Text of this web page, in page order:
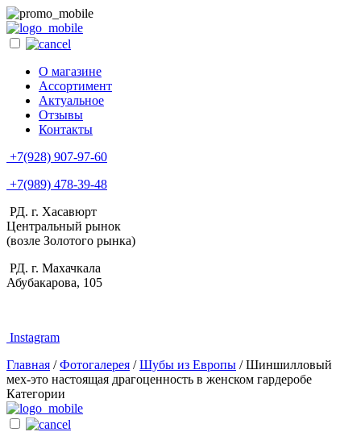
О магазине
Ассортимент
Актуальное
Отзывы
Контакты
+7(928) 907-97-60
+7(989) 478-39-48
РД. г. Хасавюрт
Центральный рынок
(возле Золотого рынка)
РД. г. Махачкала
Абубакарова, 105
Instagram
Главная /Фотогалерея /Шубы из Европы /Шиншилловый
мех-это настоящая драгоценность в женском гардеробе
Категории